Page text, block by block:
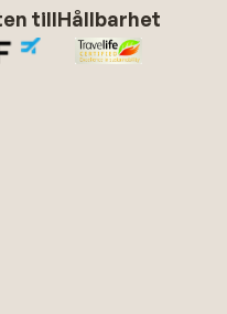
tillHållbarhet